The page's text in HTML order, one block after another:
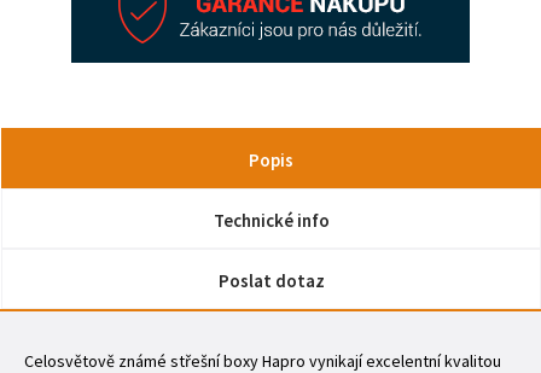
Popis
Technické info
Poslat dotaz
Celosvětově známé střešní boxy Hapro vynikají excelentní kvalitou